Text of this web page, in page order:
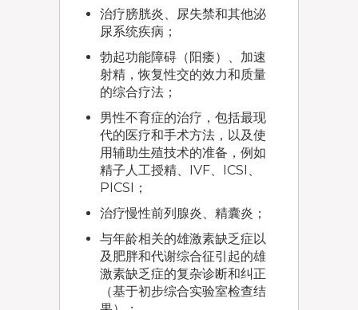
治疗膀胱炎、尿失禁和其他泌
尿系统疾病；
勃起功能障碍（阳痿）、加速
射精，恢复性交的效力和质量
的综合疗法；
男性不育症的治疗，包括最现
代的医疗和手术方法，以及使
用辅助生殖技术的准备，例如
精子人工授精、IVF、ICSI、
PICSI；
治疗慢性前列腺炎、精囊炎；
与年龄相关的雄激素缺乏症以
及肥胖和代谢综合征引起的雄
激素缺乏症的复杂诊断和纠正
（基于初步综合实验室检查结